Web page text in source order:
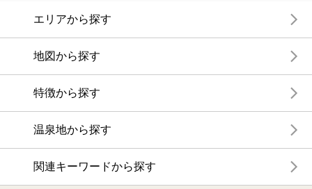
エリアから探す
地図から探す
特徴から探す
温泉地から探す
関連キーワードから探す